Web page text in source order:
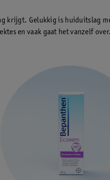
krijgt. Gelukkig is huiduitslag
en vaak gaat het vanzelf